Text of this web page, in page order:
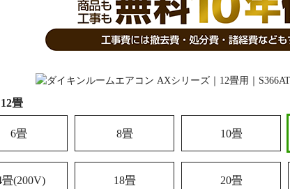
12畳
6畳 8畳 10畳
畳(200V) 18畳 20畳